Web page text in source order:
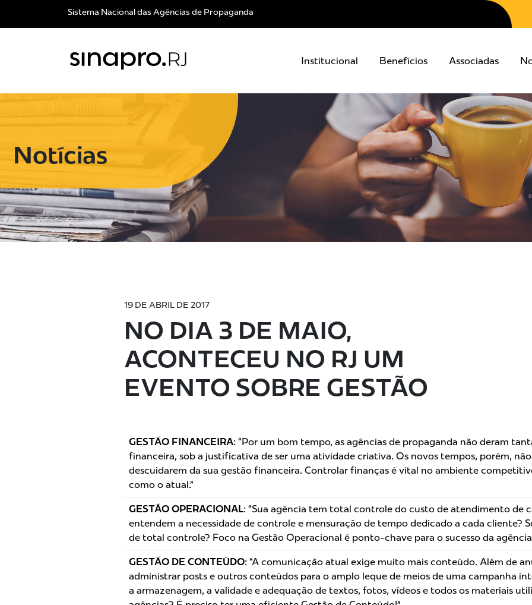
Sistema Nacional das Agências de Propaganda
Institucional Benefícios Associadas
Notícias
19 DE ABRIL DE 2017
NO DIA 3 DE MAIO,
ACONTECEU NO RJ UM
EVENTO SOBRE GESTÃO
GESTÃO FINANCEIRA: “Por um bom tempo, as agências de propaganda não deram
financeira, sob a justificativa de ser uma atividade criativa. Os novos tempos, porém,
descuidarem da sua gestão financeira. Controlar finanças é vital no ambiente
como o atual.”
GESTÃO OPERACIONAL: “Sua agência tem total controle do custo de atendimento de
entendem a necessidade de controle e mensuração de tempo dedicado a cada cliente?
de total controle? Foco na Gestão Operacional é ponto-chave para o sucesso da agência
GESTÃO DE CONTEÚDO: “A comunicação atual exige muito mais conteúdo. Além de
administrar posts e outros conteúdos para o amplo leque de meios de uma campanha
a armazenagem, a validade e adequação de textos, fotos, vídeos e todos os materiais